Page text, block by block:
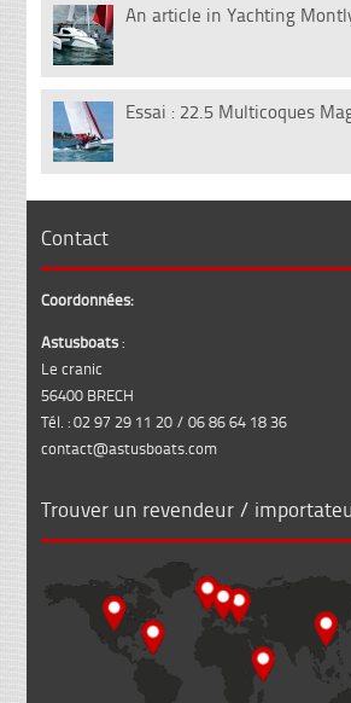
12
Fév
An article in Yachting
13
Juil
Essai : 22.5 Multicoques
Contact
Coordonnées:
Astusboats:
Le cranic
56400 BRECH
Tél. : 02 97 29 11 20 / 06 86 64 18 36
contact@astusboats.com
Trouver un revendeur /